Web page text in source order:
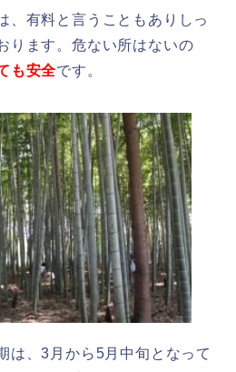
、有料と言うこともありしっ
ります。危ない所はないの
も安全です。
は、3月から5月中旬となって